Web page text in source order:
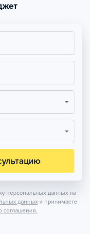
персональных данных на
данных и принимаете
соглашения.